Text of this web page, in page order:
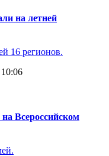
на летней
16 регионов.
Всероссийском